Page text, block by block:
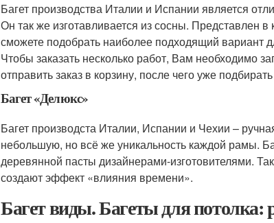
Багет производства Италии и Испании является
Он так же изготавливается из сосны. Представлен
сможете подобрать наиболее подходящий вариант
Чтобы заказать несколько работ, Вам необходимо
отправить заказ в корзину, после чего уже
Багет «Делюкс»
Багет производста Италии, Испании и Чехии –
небольшую, но всё же уникальность каждой рамы.
деревянной пасты дизайнерами-изготовителями.
создают эффект «влияния времени».
Багет виды. Багеты для потолка: